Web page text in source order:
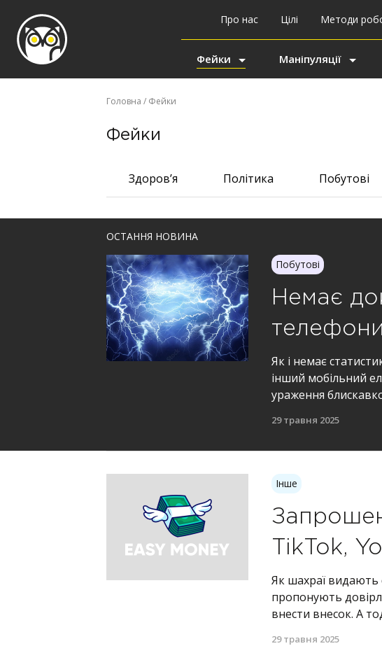
Про нас Цілі Методи
Фейки Маніпуляції
Головна / Фейки
Фейки
Здоров’я Політика Побутові
ОСТАННЯ НОВИНА
Побутові
Немає
Як і немає
інший мобільний
ураження
29 травня 2025
Інше
TikTok,
Як шахраї видають
пропонують
внести внесок. А
29 травня 2025